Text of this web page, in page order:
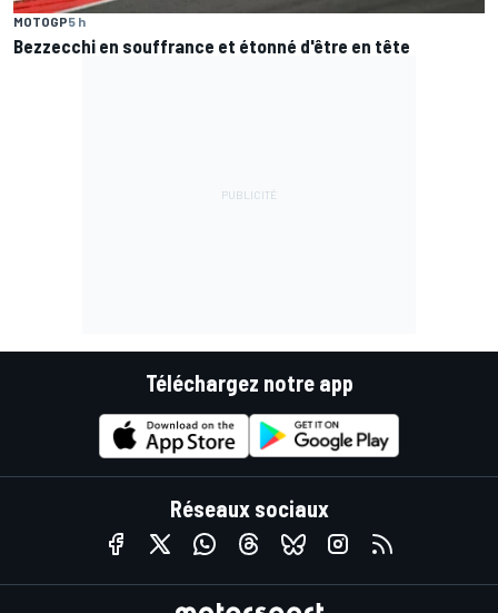
MOTOGP5 h
Bezzecchi en souffrance et étonné d'être en tête
Téléchargez notre app
Réseaux sociaux